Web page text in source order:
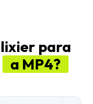
para
a MP4?